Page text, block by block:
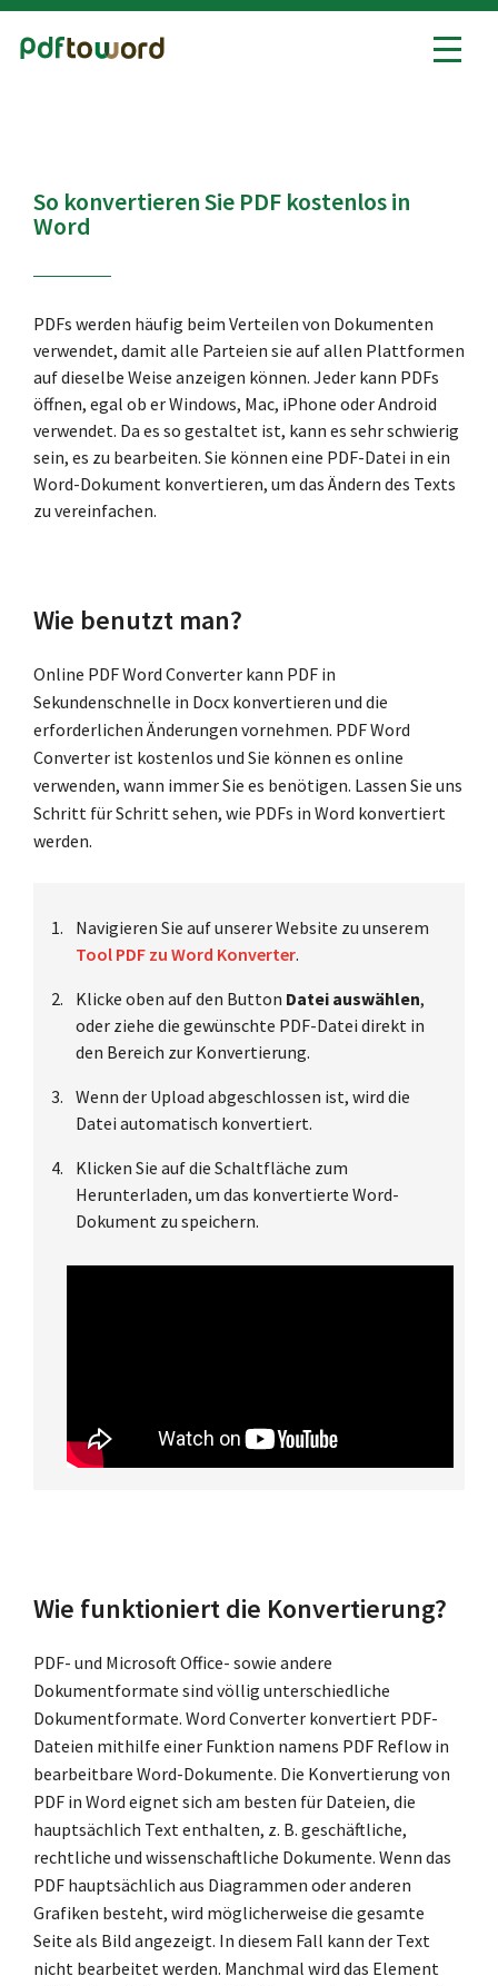
Alle PDF-Tools
So konvertieren Sie PDF kostenlos in
Word
PDFs werden häufig beim Verteilen von Dokumenten
verwendet, damit alle Parteien sie auf allen Plattformen
auf dieselbe Weise anzeigen können. Jeder kann PDFs
öffnen, egal ob er Windows, Mac, iPhone oder Android
verwendet. Da es so gestaltet ist, kann es sehr schwierig
sein, es zu bearbeiten. Sie können eine PDF-Datei in ein
Word-Dokument konvertieren, um das Ändern des Texts
zu vereinfachen.
Wie benutzt man?
Online PDF Word Converter kann PDF in
Sekundenschnelle in Docx konvertieren und die
erforderlichen Änderungen vornehmen. PDF Word
Converter ist kostenlos und Sie können es online
verwenden, wann immer Sie es benötigen. Lassen Sie uns
Schritt für Schritt sehen, wie PDFs in Word konvertiert
werden.
Navigieren Sie auf unserer Website zu unserem
Tool PDF zu Word Konverter.
Klicke oben auf den Button Datei auswählen,
oder ziehe die gewünschte PDF-Datei direkt in
den Bereich zur Konvertierung.
Wenn der Upload abgeschlossen ist, wird die
Datei automatisch konvertiert.
Klicken Sie auf die Schaltfläche zum
Herunterladen, um das konvertierte Word-
Dokument zu speichern.
Wie funktioniert die Konvertierung?
PDF- und Microsoft Office- sowie andere
Dokumentformate sind völlig unterschiedliche
Dokumentformate. Word Converter konvertiert PDF-
Dateien mithilfe einer Funktion namens PDF Reflow in
bearbeitbare Word-Dokumente. Die Konvertierung von
PDF in Word eignet sich am besten für Dateien, die
hauptsächlich Text enthalten, z. B. geschäftliche,
rechtliche und wissenschaftliche Dokumente. Wenn das
PDF hauptsächlich aus Diagrammen oder anderen
Grafiken besteht, wird möglicherweise die gesamte
Seite als Bild angezeigt. In diesem Fall kann der Text
nicht bearbeitet werden. Manchmal wird das Element